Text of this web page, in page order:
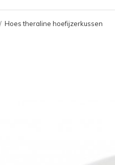
Hoes theraline hoefijzerkussen